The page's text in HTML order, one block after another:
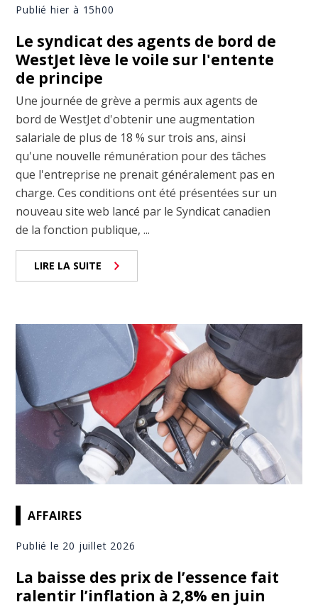
Publié hier à 15h00
Le syndicat des agents de bord de
WestJet lève le voile sur l'entente
de principe
Une journée de grève a permis aux agents de
bord de WestJet d'obtenir une augmentation
salariale de plus de 18 % sur trois ans, ainsi
qu'une nouvelle rémunération pour des tâches
que l'entreprise ne prenait généralement pas en
charge. Ces conditions ont été présentées sur un
nouveau site web lancé par le Syndicat canadien
de la fonction publique, ...
LIRE LA SUITE
AFFAIRES
Publié le 20 juillet 2026
La baisse des prix de l’essence fait
ralentir l’inflation à 2,8% en juin